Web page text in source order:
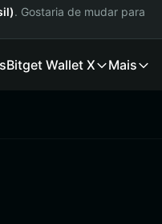
. Gostaria de mudar para
Bitget Wallet X Mais